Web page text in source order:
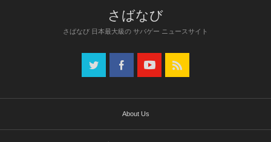
さばなび 日本最大級の サバゲー ニュースサイト
About Us